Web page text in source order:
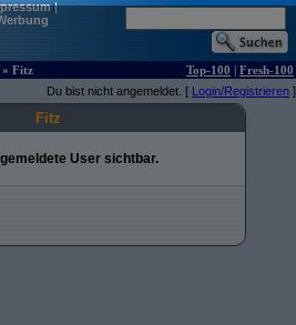
|
» Fitz Top-100 | Fresh-100
Du bist nicht angemeldet. [ Login/Registrieren ]
Fitz
User sichtbar.